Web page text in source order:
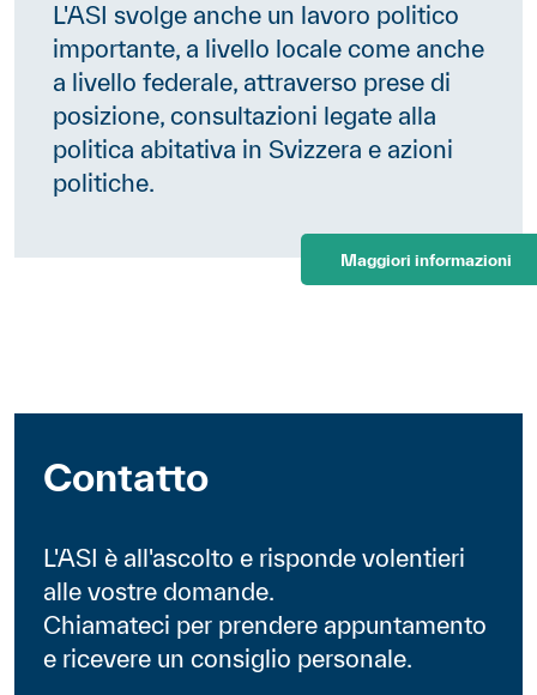
L'ASI svolge anche un lavoro politico
importante, a livello locale come anche
a livello federale, attraverso prese di
posizione, consultazioni legate alla
politica abitativa in Svizzera e azioni
politiche.
Maggiori informazioni
Contatto
L'ASI è all'ascolto e risponde volentieri
alle vostre domande.
Chiamateci per prendere appuntamento
e ricevere un consiglio personale.